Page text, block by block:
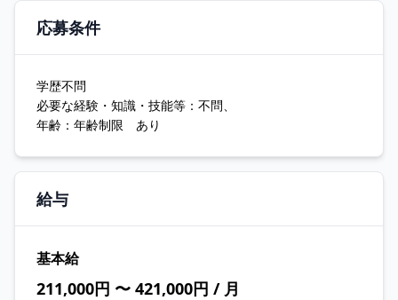
応募条件
学歴不問
必要な経験・知識・技能等：不問、
年齢：年齢制限 あり
給与
基本給
211,000円 〜 421,000円 / 月